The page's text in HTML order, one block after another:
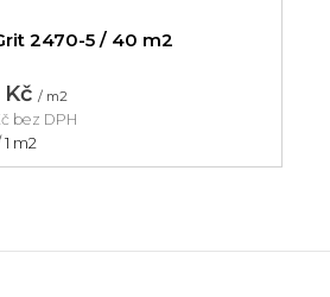
2470-5 / 40 m2
/ m2
bez DPH
m2